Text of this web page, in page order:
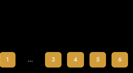
1 … 3 4 5 6